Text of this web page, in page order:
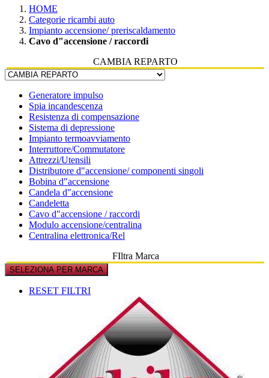
HOME
Categorie ricambi auto
Impianto accensione/ preriscaldamento
Cavo d"accensione / raccordi
CAMBIA REPARTO
Generatore impulso
Spia incandescenza
Resistenza di compensazione
Sistema di depressione
Impianto termoavviamento
Interruttore/Commutatore
Attrezzi/Utensili
Distributore d"accensione/ componenti singoli
Bobina d"accensione
Candela d"accensione
Candeletta
Cavo d"accensione / raccordi
Modulo accensione/centralina
Centralina elettronica/Rel
FIltra Marca
SELEZIONA PER MARCA
RESET FILTRI